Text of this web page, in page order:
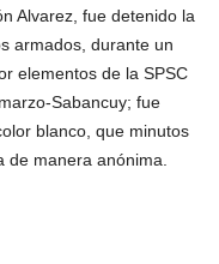
Alvarez, fue detenido la
armados, durante un
elementos de la SPSC
Sabancuy; fue
blanco, que minutos
de manera anónima.